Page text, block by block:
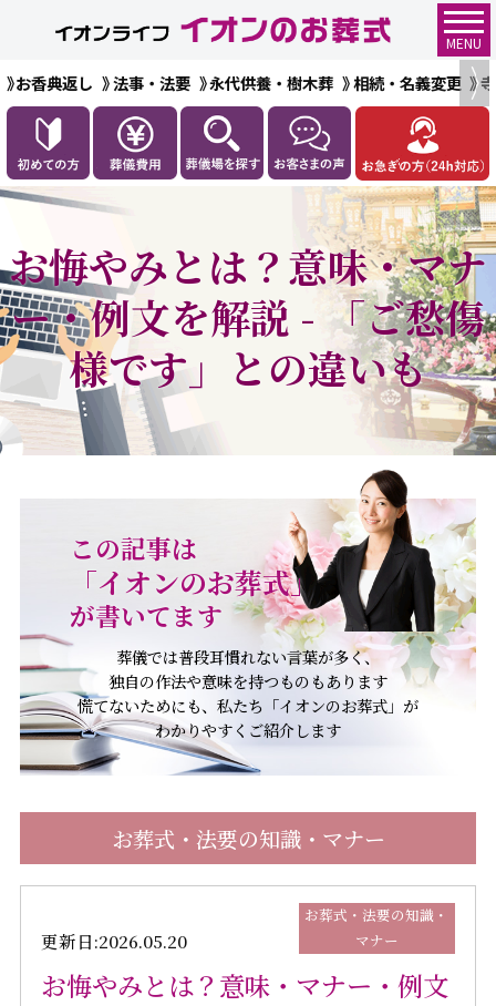
MENU
お香典返し 法事・法要 永代供養・樹木葬 相続・名義変更
お悔やみとは？意味・マナ
ー・例文を解説 - 「ご愁傷
様です」との違いも
この記事は
「イオンのお葬式」
が書いてます
葬儀では普段耳慣れない言葉が多く、
独自の作法や意味を持つものもあります
慌てないためにも、私たち「イオンのお葬式」が
わかりやすくご紹介します
お葬式・法要の知識・マナー
更新日:2026.05.20
お葬式・法要の知識・
マナー
お悔やみとは？意味・マナー・例文